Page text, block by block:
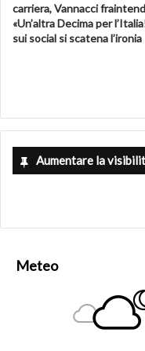
Ogni forma di arte è
per il raggiungimento
con un valore sociale
convinzioni della
genere.
Ufficio stampa evento
carriera, Vannacci
«Un’altra Decima per
sui social si scatena l’ironia
Aumentare la
Meteo